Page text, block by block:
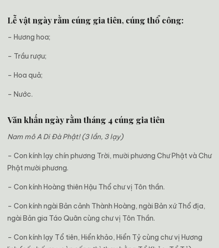
Lễ vật ngày rằm cúng gia tiên, cúng thổ công:
– Hương hoa;
– Trầu rượu;
– Hoa quả;
– Nước.
Văn khấn ngày rằm tháng 4 cúng gia tiên
Nam mô A Di Đà Phật! (3 lần, 3 lạy)
– Con kính lạy chín phương Trời, mười phương Chư Phật và Chư
Phật mười phương.
– Con kính Hoàng thiên Hậu Thổ chư vị Tôn thần.
– Con kính ngài Bản cảnh Thành Hoàng, ngài Bản xứ Thổ địa,
ngài Bản gia Táo Quân cùng chư vị Tôn Thần.
– Con kính lạy Tổ tiên, Hiển khảo, Hiển Tỷ cùng chư vị Hương